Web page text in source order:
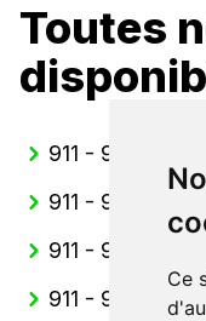
Ce
Toutes
911 - 991
911 - 991 Coupe
911 - 991 GT3
911 - 991 GT3